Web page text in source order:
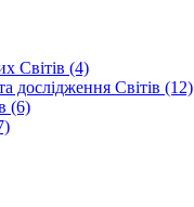
Світів (4)
дослідження Світів (12)
(6)